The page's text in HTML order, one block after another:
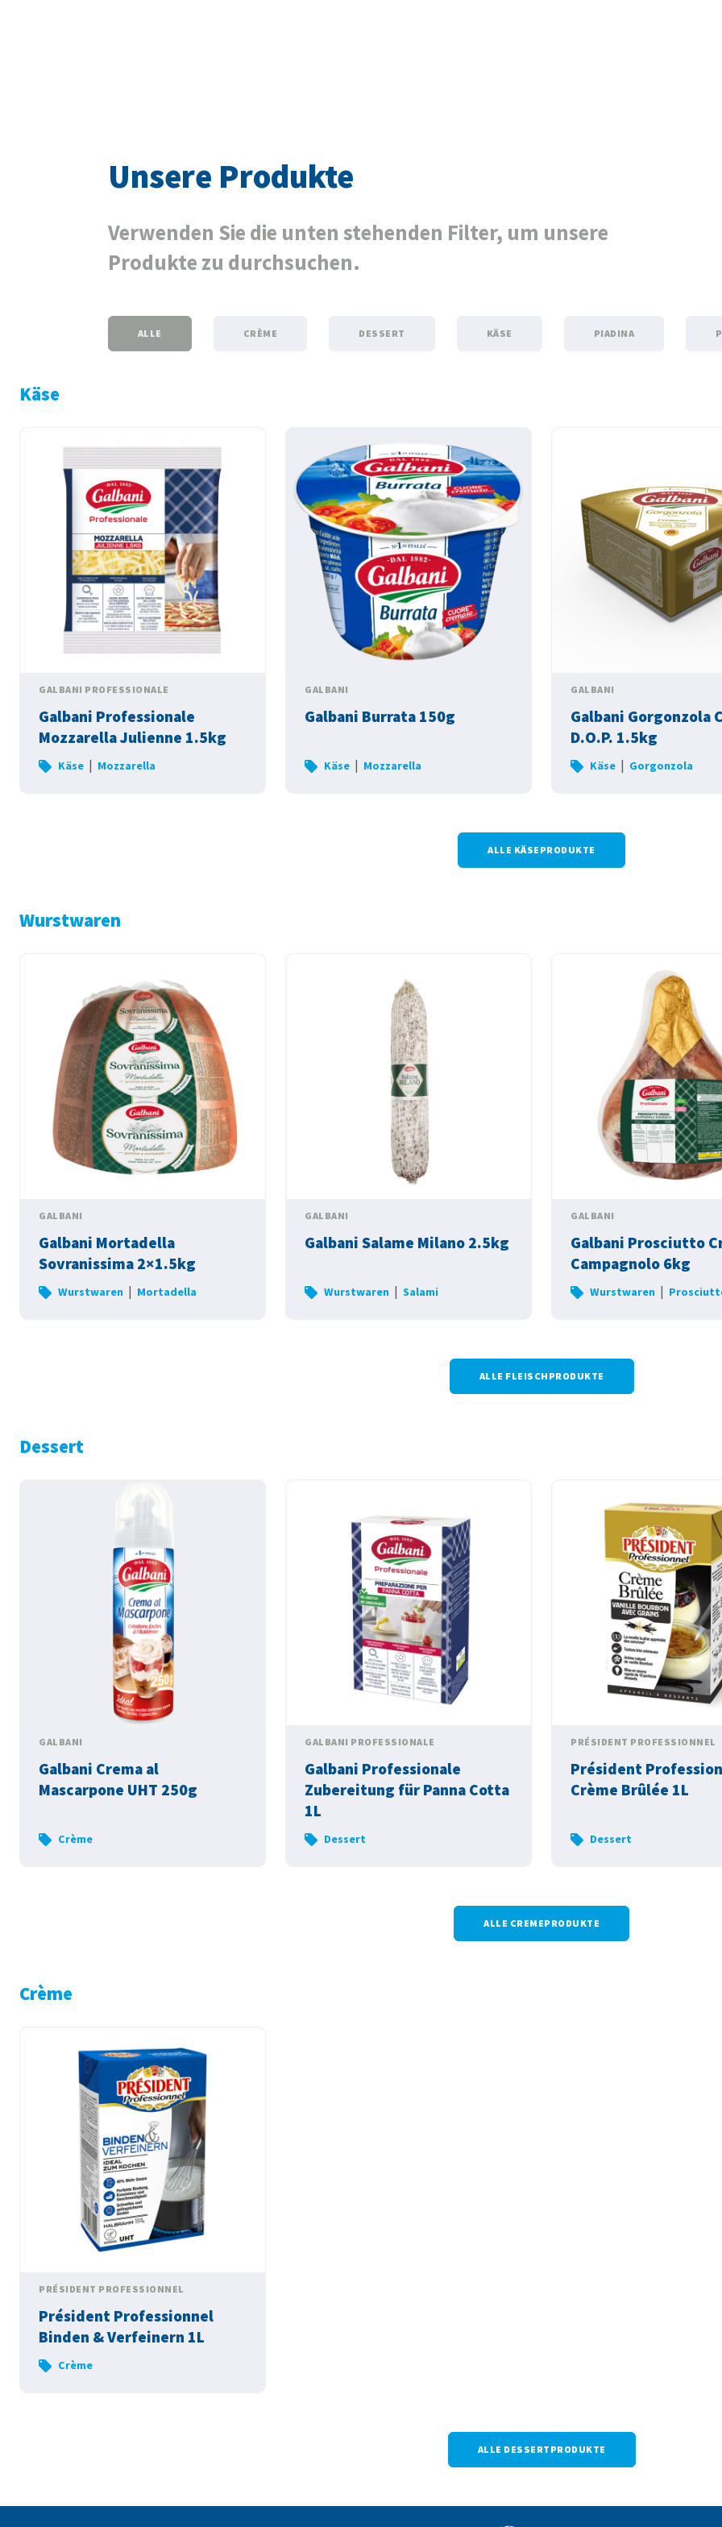
Unsere Produkte
Verwenden Sie die unten stehenden Filter, um unsere
Produkte zu durchsuchen.
ALLE CRÈME DESSERT KÄSE PIADINA
Käse
GALBANI PROFESSIONALE
Galbani Professionale
Mozzarella Julienne 1.5kg
Käse | Mozzarella
GALBANI
Galbani Burrata 150g
Käse | Mozzarella
GALBANI
Galbani Gorgonzola
D.O.P. 1.5kg
Käse | Gorgonzola
ALLE KÄSEPRODUKTE
Wurstwaren
GALBANI
Galbani Mortadella
Sovranissima 2×1.5kg
Wurstwaren | Mortadella
GALBANI
Galbani Salame Milano 2.5kg
Wurstwaren | Salami
GALBANI
Galbani Prosciutto
Campagnolo 6kg
Wurstwaren |
ALLE FLEISCHPRODUKTE
Dessert
GALBANI
Galbani Crema al
Mascarpone UHT 250g
Crème
GALBANI PROFESSIONALE
Galbani Professionale
Zubereitung für Panna Cotta
1L
Dessert
PRÉSIDENT PROFESSIONNEL
Président
Crème Brûlée 1L
Dessert
ALLE CREMEPRODUKTE
Crème
PRÉSIDENT PROFESSIONNEL
Président Professionnel
Binden & Verfeinern 1L
Crème
ALLE DESSERTPRODUKTE